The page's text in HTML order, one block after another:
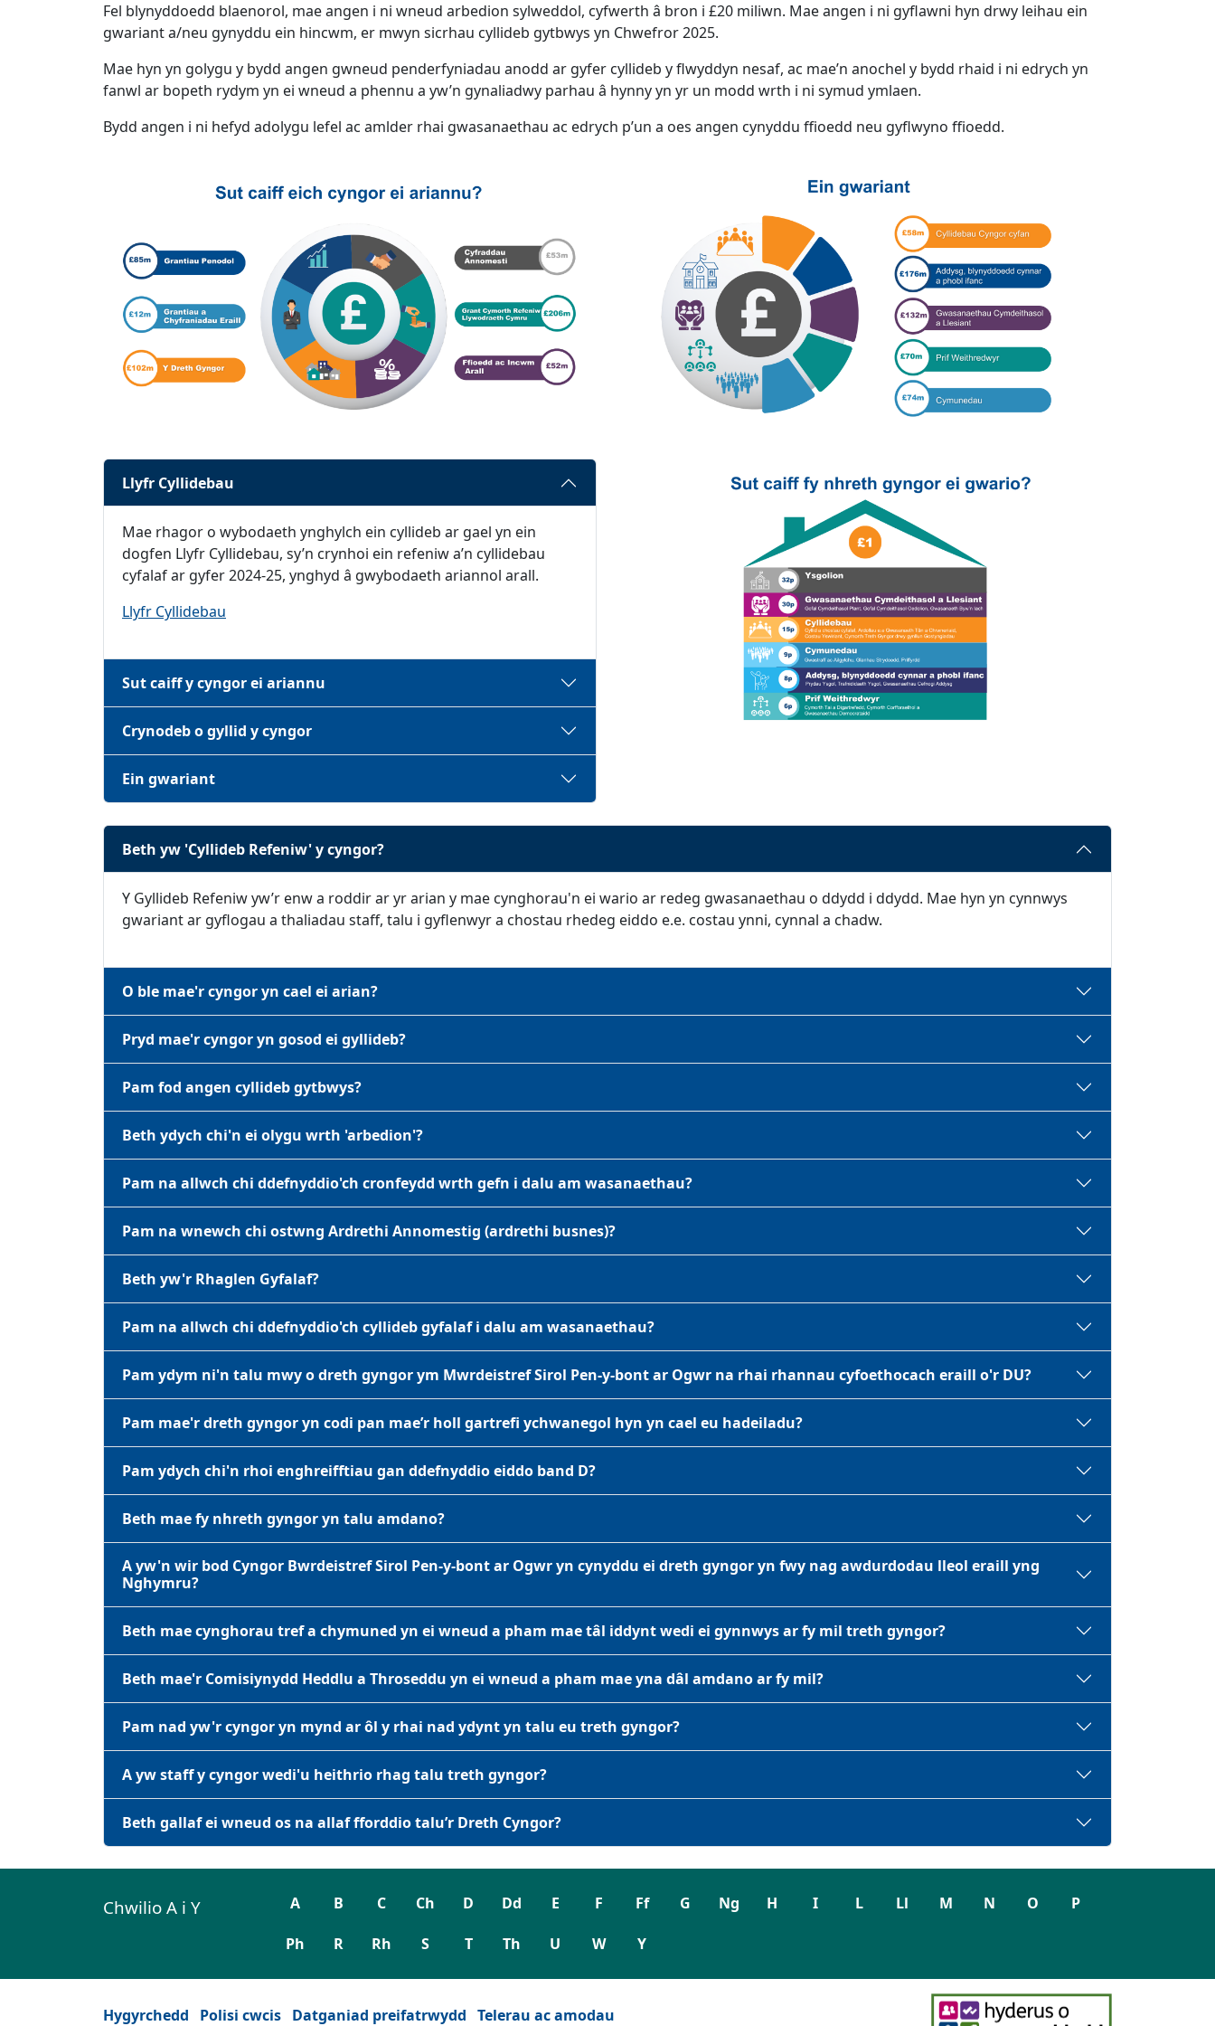
Fel blynyddoedd blaenorol, mae angen i ni wneud arbedion sylweddol, cyfwerth â bron i £20 miliwn. Mae angen i ni gyflawni hyn drwy leihau ein
gwariant a/neu gynyddu ein hincwm, er mwyn sicrhau cyllideb gytbwys yn Chwefror 2025.
Mae hyn yn golygu y bydd angen gwneud penderfyniadau anodd ar gyfer cyllideb y flwyddyn nesaf, ac mae’n anochel y bydd rhaid i ni edrych yn
fanwl ar bopeth rydym yn ei wneud a phennu a yw’n gynaliadwy parhau â hynny yn yr un modd wrth i ni symud ymlaen.
Bydd angen i ni hefyd adolygu lefel ac amlder rhai gwasanaethau ac edrych p’un a oes angen cynyddu ffioedd neu gyflwyno ffioedd.
Llyfr Cyllidebau
Mae rhagor o wybodaeth ynghylch ein cyllideb ar gael yn ein
dogfen Llyfr Cyllidebau, sy’n crynhoi ein refeniw a’n cyllidebau
cyfalaf ar gyfer 2024-25, ynghyd â gwybodaeth ariannol arall.
Llyfr Cyllidebau
Sut caiff y cyngor ei ariannu
Crynodeb o gyllid y cyngor
Ein gwariant
Beth yw 'Cyllideb Refeniw' y cyngor?
Y Gyllideb Refeniw yw’r enw a roddir ar yr arian y mae cynghorau'n ei wario ar redeg gwasanaethau o ddydd i ddydd. Mae hyn yn cynnwys
gwariant ar gyflogau a thaliadau staff, talu i gyflenwyr a chostau rhedeg eiddo e.e. costau ynni, cynnal a chadw.
O ble mae'r cyngor yn cael ei arian?
Pryd mae'r cyngor yn gosod ei gyllideb?
Pam fod angen cyllideb gytbwys?
Beth ydych chi'n ei olygu wrth 'arbedion'?
Pam na allwch chi ddefnyddio'ch cronfeydd wrth gefn i dalu am wasanaethau?
Pam na wnewch chi ostwng Ardrethi Annomestig (ardrethi busnes)?
Beth yw'r Rhaglen Gyfalaf?
Pam na allwch chi ddefnyddio'ch cyllideb gyfalaf i dalu am wasanaethau?
Pam ydym ni'n talu mwy o dreth gyngor ym Mwrdeistref Sirol Pen-y-bont ar Ogwr na rhai rhannau cyfoethocach eraill o'r DU?
Pam mae'r dreth gyngor yn codi pan mae’r holl gartrefi ychwanegol hyn yn cael eu hadeiladu?
Pam ydych chi'n rhoi enghreifftiau gan ddefnyddio eiddo band D?
Beth mae fy nhreth gyngor yn talu amdano?
A yw'n wir bod Cyngor Bwrdeistref Sirol Pen-y-bont ar Ogwr yn cynyddu ei dreth gyngor yn fwy nag awdurdodau lleol eraill yng
Nghymru?
Beth mae cynghorau tref a chymuned yn ei wneud a pham mae tâl iddynt wedi ei gynnwys ar fy mil treth gyngor?
Beth mae'r Comisiynydd Heddlu a Throseddu yn ei wneud a pham mae yna dâl amdano ar fy mil?
Pam nad yw'r cyngor yn mynd ar ôl y rhai nad ydynt yn talu eu treth gyngor?
A yw staff y cyngor wedi'u heithrio rhag talu treth gyngor?
Beth gallaf ei wneud os na allaf fforddio talu’r Dreth Cyngor?
Chwilio A i Y A B C Ch D Dd E F Ff G Ng H I L Ll M N O P
Ph R Rh S T Th U W Y
Hygyrchedd Polisi cwcis Datganiad preifatrwydd Telerau ac amodau